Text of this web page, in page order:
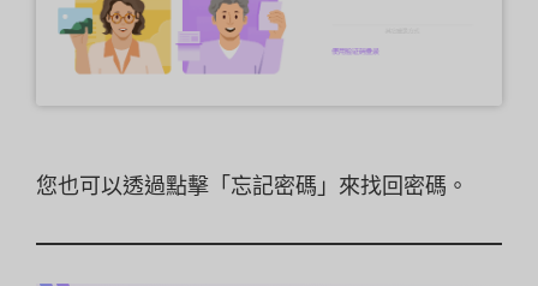
您也可以透過點擊「忘記密碼」來找回密碼。